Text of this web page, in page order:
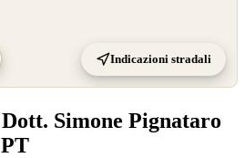
Indicazioni stradali
Simone Pignataro